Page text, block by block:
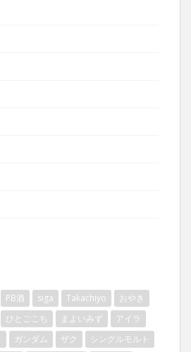
PB酒 siga Takachiyo
おやき
ひとごこち まよいみず
アイラ
ガンダム ザク
シングルモルト